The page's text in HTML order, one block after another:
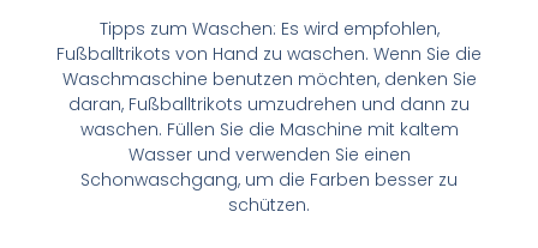
Tipps zum Waschen: Es wird empfohlen,
Fußballtrikots von Hand zu waschen. Wenn Sie die
Waschmaschine benutzen möchten, denken Sie
daran, Fußballtrikots umzudrehen und dann zu
waschen. Füllen Sie die Maschine mit kaltem
Wasser und verwenden Sie einen
Schonwaschgang, um die Farben besser zu
schützen.